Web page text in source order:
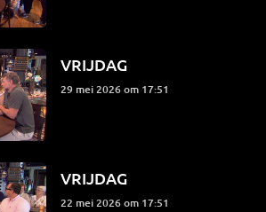
VRIJDAG
29 mei 2026 om 17:51
VRIJDAG
22 mei 2026 om 17:51